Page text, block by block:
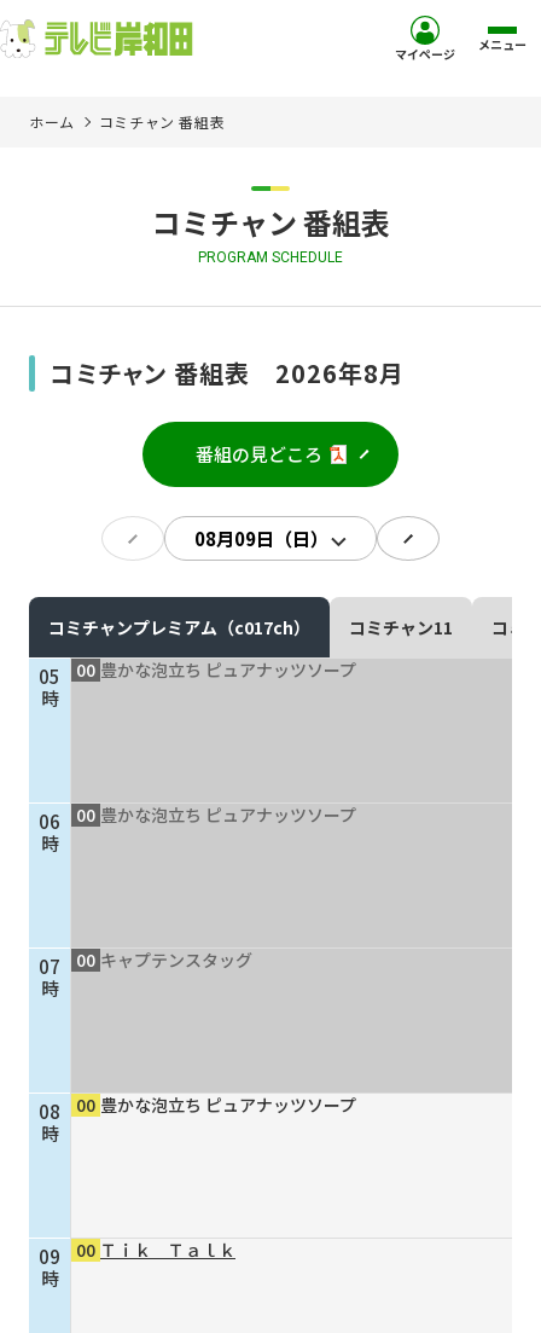
ご加入を検討中の方
現在ご利用中の方
ご加入お申し込み・資
個人情報保護に関する基
本方針
サイトマップ
マイページ メニュー
ホーム コミチャン 番組表
コミチャン 番組表
PROGRAM SCHEDULE
コミチャン 番組表 2026年8月
番組の見どころ
コミチャンプレミアム（c017ch） コミチャン11 コミ
05
時
06
時
07
時
08
時
09
時
00 豊かな泡立ち ピュアナッツソープ
00 豊かな泡立ち ピュアナッツソープ
00 キャプテンスタッグ
00 豊かな泡立ち ピュアナッツソープ
00 Ｔｉｋ Ｔａｌｋ